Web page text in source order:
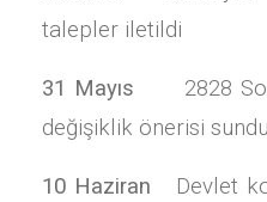
talepler iletildi
31 Mayıs 2828
değişiklik önerisi
10 Haziran
Devlet